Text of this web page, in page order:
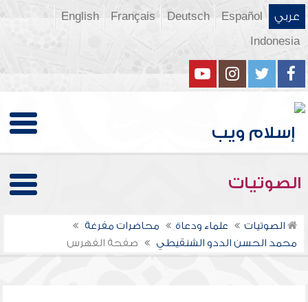
عربي Español
Deutsch
Français
English
Indonesia
الصوتيات
الصوتيات علماء ودعاة
محاضرات مفرغة
محمد الحسن الددو الشنقيطي
صفحة الفهرس